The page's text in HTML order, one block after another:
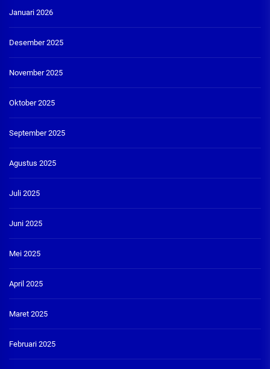
Januari 2026
Desember 2025
November 2025
Oktober 2025
September 2025
Agustus 2025
Juli 2025
Juni 2025
Mei 2025
April 2025
Maret 2025
Februari 2025